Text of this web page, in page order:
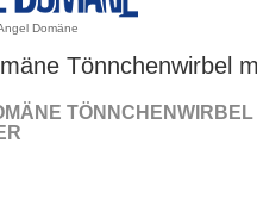
Domäne
Tönnchenwirbel
TÖNNCHENWIRBEL